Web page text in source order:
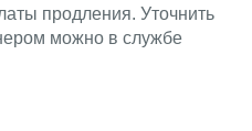
продления. Уточнить
можно в службе